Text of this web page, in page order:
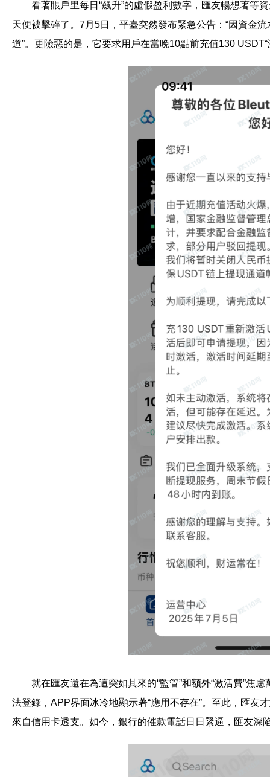
看著賬戶里每日“飆升”的虛假盈利數字，匯友暢想著等
天便被擊碎了。7月5日，平臺突然發布緊急公告：“因資
道”。更險惡的是，它要求用戶在當晚10點前充值130
就在匯友還在為這突如其來的“監管”和額外“激活費”焦
法登錄，APP界面冰冷地顯示著“應用不存在”。至此，匯友
來自信用卡透支。如今，銀行的催款電話日日緊逼，匯友深